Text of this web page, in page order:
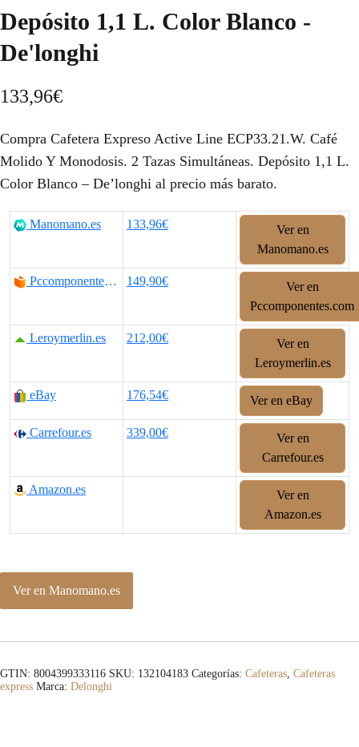
Depósito 1,1 L. Color Blanco -
De'longhi
133,96€
Compra Cafetera Expreso Active Line ECP33.21.W. Café
Molido Y Monodosis. 2 Tazas Simultáneas. Depósito 1,1 L.
Color Blanco – De’longhi al precio más barato.
Manomano.es 133,96€
Ver en
Manomano.es
Pccomponentes.com 149,90€
Ver en
Pccomponentes.com
Leroymerlin.es 212,00€
Ver en
Leroymerlin.es
eBay 176,54€ Ver en eBay
Carrefour.es 339,00€
Ver en
Carrefour.es
Amazon.es
Ver en
Amazon.es
Ver en Manomano.es
GTIN: 8004399333116 SKU: 132104183 Categorías: Cafeteras, Cafeteras
express Marca: Delonghi